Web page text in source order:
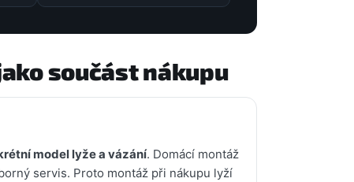
součást nákupu
model lyže a vázání. Domácí montáž
servis. Proto montáž při nákupu lyží